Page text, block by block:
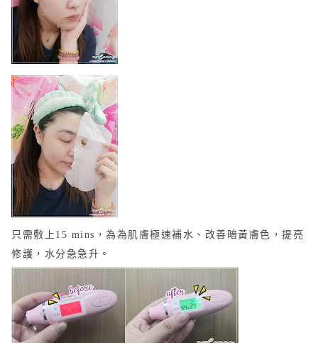
只需敷上15 mins，為為肌膚極速補水、改善暗黃膚色，提亮
修護， 水分急急升 。